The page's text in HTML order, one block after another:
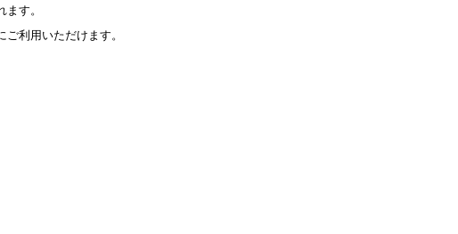
す。
利用いただけます。